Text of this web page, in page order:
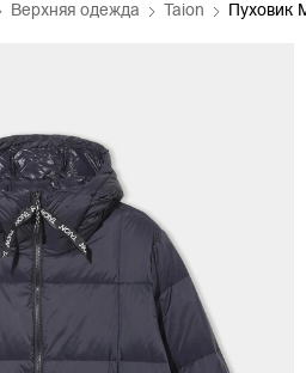
Верхняя одежда Taion Пуховик